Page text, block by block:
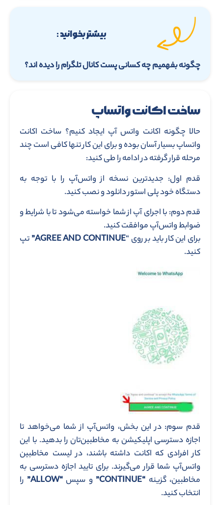
بیشتر بخوانید :
چگونه بفهمیم چه کسانی پست کانال تلگرام را دیده اند؟
ساخت اکانت واتساپ
حالا چگونه اکانت واتس آپ ایجاد کنیم؟ ساخت اکانت
واتساپ بسیار آسان بوده و برای این کار تنها کافی است چند
مرحله قرار گرفته در ادامه را طی کنید:
قدم اول: جدیدترین نسخه از واتس‌آپ را با توجه به
دستگاه خود پلی استور دانلود و نصب کنید.
قدم دوم: با اجرای آپ از شما خواسته می‌شود تا با شرایط و
ضوابط واتس‌آپ موافقت کنید.
برای این کار باید بر روی “AGREE AND CONTINUE” تپ
کنید.
قدم سوم: در این بخش، واتس‌آپ از شما می‌خواهد تا
اجازه دسترسی اپلیکیشن به مخاطبین‌تان را بدهید. با این
کار افرادی که اکانت داشته باشند، در لیست مخاطبین
واتس‌آپ شما قرار می‌گیرند. برای تایید اجازه دسترسی به
مخاطبین، گزینه “CONTINUE” و سپس“ALLOW”
را
انتخاب کنید.